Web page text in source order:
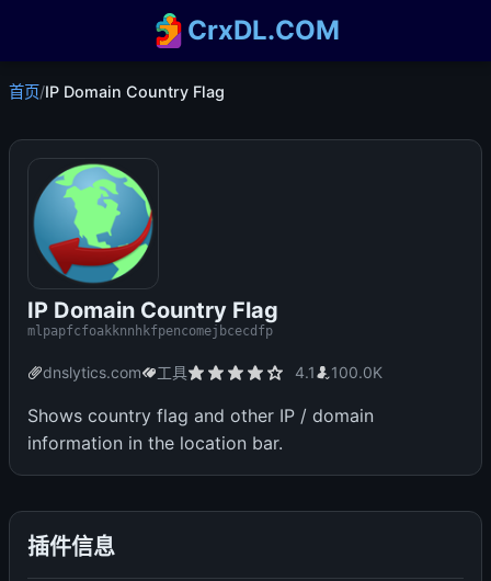
CrxDL.COM
首页/IP Domain Country Flag
IP Domain Country Flag
mlpapfcfoakknnhkfpencomejbcecdfp
dnslytics.com 工具 4.1 100.0K
Shows country flag and other IP / domain
information in the location bar.
插件信息